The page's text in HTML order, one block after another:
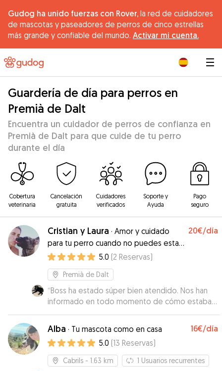
Gudog ha unido fuerzas con Rover, la red de cuidadores
de mascotas y paseadores de perros de cinco estrellas
más grande y confiable del mundo. Activar mi cuenta.
Guardería de día para perros en
Premià de Dalt
Encuentra un cuidador de perros de confianza en
Premià de Dalt para que cuide de tu perro
durante el día
Cobertura
veterinaria
Cancelación
gratuita
Cuidadores
verificados
Soporte y
Ayuda
Pago
seguro
Cristian y Laura · Amor y cuidado
para tu perro cuando no puedes estar
allí
20€/día
5.0 (2 Reservas)
Premià de Dalt
“Boss ha estado súper bien atendido. Nos han
informado en todo momento de cómo estaba
con vídeos y audios. Han sido súper cariñosos
con él. Volveremos a dejar a Boss con ellos sin
dudarlo. ”
Alba · Tu mascota como en casa 16€/día
5.0 (13 Reservas)
Cabrils - 1.63 km 1 Usuarios recurrentes